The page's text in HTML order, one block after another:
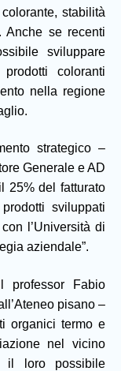
stabilità
Anche se recenti
sviluppare
coloranti
nella regione
strategico –
Generale e AD
25% del fatturato
sviluppati
l’Università di
aziendale”.
professor Fabio
pisano –
organici termo e
nel vicino
il loro possibile